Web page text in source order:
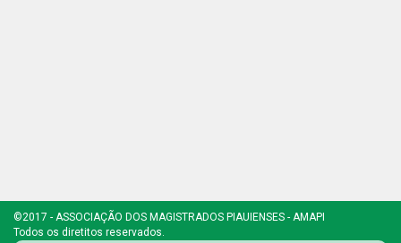
©2017 - ASSOCIAÇÃO DOS MAGISTRADOS PIAUIENSES - AMAPI
Todos os diretitos reservados.